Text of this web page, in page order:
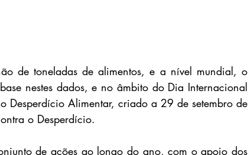
de toneladas de alimentos, e a nível mundial, o
nestes dados, e no âmbito do Dia Internacional
Desperdício Alimentar, criado a 29 de setembro de
o Desperdício.
de ações ao longo do ano, com o apoio dos